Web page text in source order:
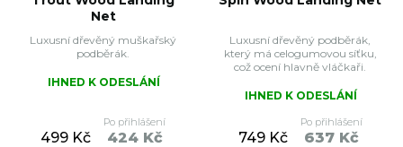
Net
Luxusní dřevěný muškařský
podběrák.
IHNED K ODESLÁNÍ
499 Kč
Po přihlášení
424 Kč
Luxusní dřevěný podběrák,
který má celogumovou síťku,
což ocení hlavně vláčkaři.
IHNED K ODESLÁNÍ
749 Kč
Po přihlášení
637 Kč